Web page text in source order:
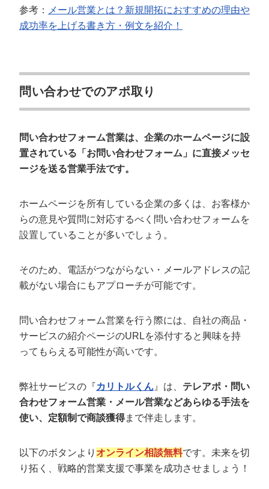
参考：
メール営業とは？新規開拓におすすめの理由や
成功率を上げる書き方・例文を紹介！
問い合わせでのアポ取り
問い合わせフォーム営業は、企業のホームページに設
置されている「お問い合わせフォーム」に直接メッセ
ージを送る営業手法です。
ホームページを所有している企業の多くは、お客様か
らの意見や質問に対応するべく問い合わせフォームを
設置していることが多いでしょう。
そのため、電話がつながらない・メールアドレスの記
載がない場合にもアプローチが可能です。
問い合わせフォーム営業を行う際には、自社の商品・
サービスの紹介ページのURLを添付すると興味を持
ってもらえる可能性が高いです。
弊社サービスの『カリトルくん 』は、 テレアポ・問い
合わせフォーム営業・メール営業などあらゆる手法を
使い、定額制で商談獲得まで伴走します。
以下のボタンより オンライン相談無料です。未来を切
り拓く、戦略的営業支援で事業を成功させましょう！